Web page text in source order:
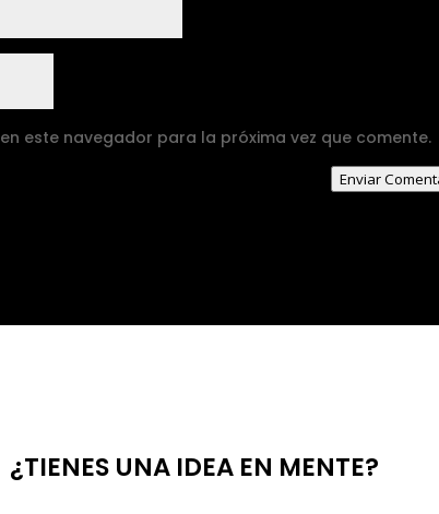
este navegador para la próxima vez que comente.
Enviar
¿TIENES UNA IDEA EN MENTE?